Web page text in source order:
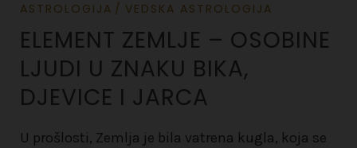
ASTROLOGIJA VEDSKA ASTROLOGIJA
ELEMENT ZEMLJE – OSOBINE
LJUDI U ZNAKU BIKA,
DJEVICE I JARCA
U prošlosti, Zemlja je bila vatrena kugla, koja se